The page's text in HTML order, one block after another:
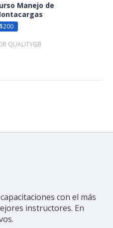
Manejo de
$200
QUALITYGB
con el más
instructores. En